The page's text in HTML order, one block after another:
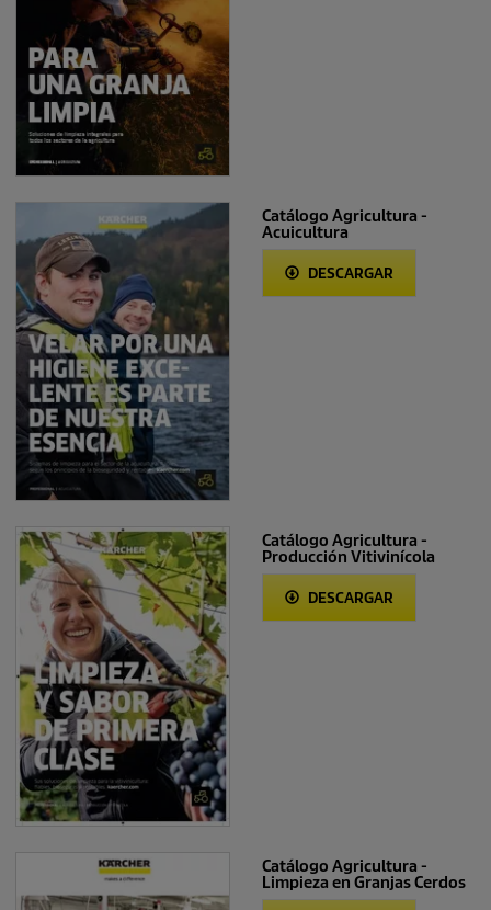
Catálogo Agricultura -
Acuicultura
DESCARGAR
Catálogo Agricultura -
Producción Vitivinícola
DESCARGAR
Catálogo Agricultura -
Limpieza en Granjas Cerdos